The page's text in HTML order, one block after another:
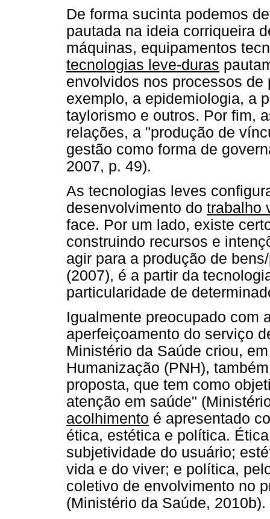
De forma sucinta podemos
pautada na ideia corriqueira
máquinas, equipamentos
tecnologias leve-duras
envolvidos nos processos
exemplo, a epidemiologia, a
taylorismo e outros. Por fim,
relações, a "produção de
gestão como forma de
2007, p. 49).
As tecnologias leves
desenvolvimento do trabalho
face. Por um lado, existe
construindo recursos e
agir para a produção de
(2007), é a partir da
particularidade de
Igualmente preocupado com
aperfeiçoamento do serviço
Ministério da Saúde criou,
Humanização (PNH),
proposta, que tem como
atenção em saúde"
acolhimento é apresentado
ética, estética e política.
subjetividade do usuário;
vida e do viver; e política,
coletivo de envolvimento no
(Ministério da Saúde, 2010b).